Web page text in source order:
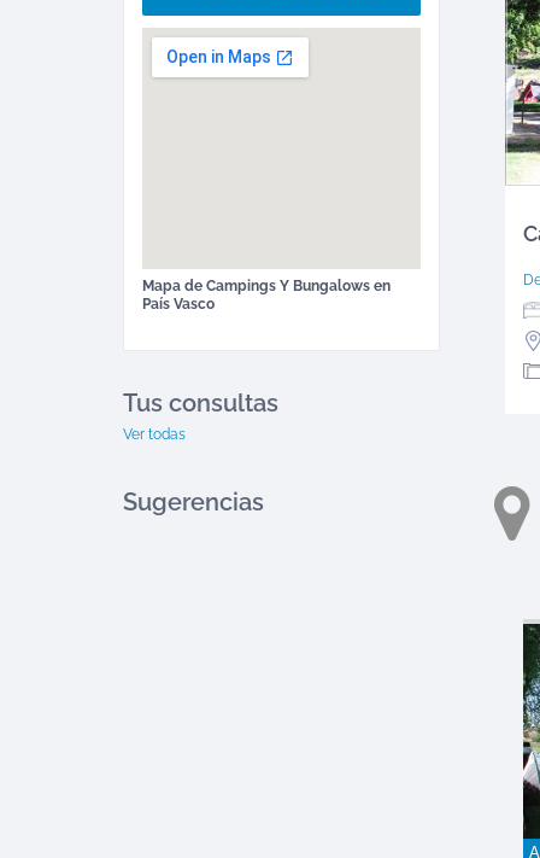
Mapa de Campings Y Bungalows en
País Vasco
Tus consultas
Ver todas
Sugerencias